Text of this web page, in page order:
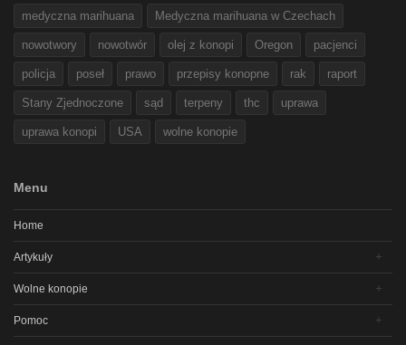
medyczna marihuana Medyczna marihuana w Czechach
nowotwory nowotwór olej z konopi Oregon pacjenci
policja poseł prawo przepisy konopne rak raport
Stany Zjednoczone sąd terpeny thc uprawa
uprawa konopi USA wolne konopie
Menu
Home
Artykuły
Wolne konopie
Pomoc